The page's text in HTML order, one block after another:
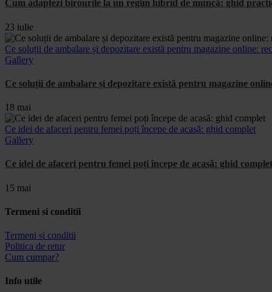
Cum adaptezi birourile la un regim hibrid de muncă: ghid
23 iulie
Ce soluții de ambalare și depozitare există pentru magazine online:
Gallery
Ce soluții de ambalare și depozitare există pentru magazine
18 mai
Ce idei de afaceri pentru femei poți începe de acasă: ghid complet
Gallery
Ce idei de afaceri pentru femei poți începe de acasă: ghid complet
15 mai
Termeni si conditii
Termeni si conditii
Politica de retur
Cum cumpar?
Info utile